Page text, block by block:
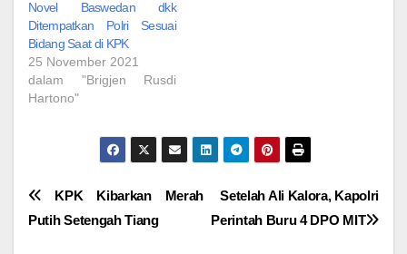
Novel Baswedan dkk
Ditempatkan Polri Sesuai
Bidang Saat di KPK
25 November 2021
dalam "Brigjen Rusdi
Hartono"
Navigasi
Setelah Ali Kalora, Kapolri
Perintah Buru 4 DPO MIT
KPK Kibarkan Merah
Putih Setengah Tiang